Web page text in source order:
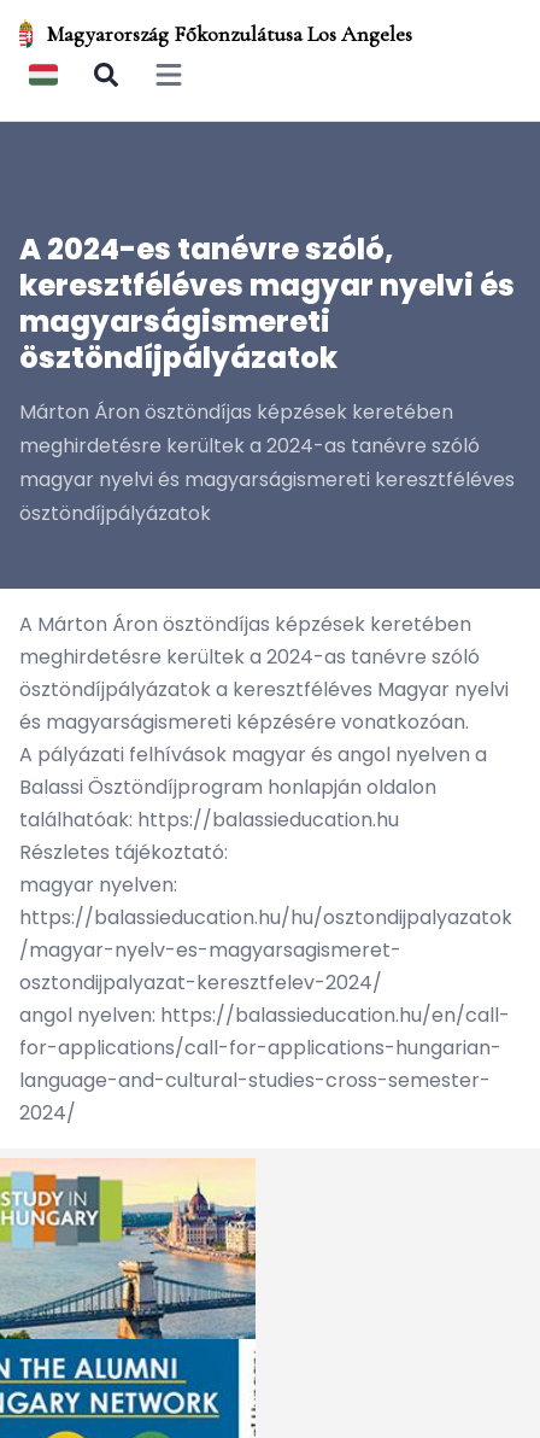
Magyarország Főkonzulátusa Los Angeles
Open main menu
A 2024-es tanévre szóló,
keresztféléves magyar nyelvi és
magyarságismereti
ösztöndíjpályázatok
Márton Áron ösztöndíjas képzések keretében
meghirdetésre kerültek a 2024-as tanévre szóló
magyar nyelvi és magyarságismereti keresztféléves
ösztöndíjpályázatok
A Márton Áron ösztöndíjas képzések keretében
meghirdetésre kerültek a 2024-as tanévre szóló
ösztöndíjpályázatok a keresztféléves Magyar nyelvi
és magyarságismereti képzésére vonatkozóan.
A pályázati felhívások magyar és angol nyelven a
Balassi Ösztöndíjprogram honlapján oldalon
találhatóak: https://balassieducation.hu
Részletes tájékoztató:
magyar nyelven:
https://balassieducation.hu/hu/osztondijpalyazatok
/magyar-nyelv-es-magyarsagismeret-
osztondijpalyazat-keresztfelev-2024/
angol nyelven: https://balassieducation.hu/en/call-
for-applications/call-for-applications-hungarian-
language-and-cultural-studies-cross-semester-
2024/